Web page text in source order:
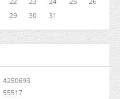
29 30 31
4250693
55517